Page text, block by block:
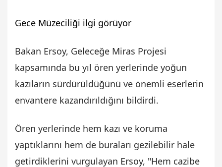
Gece Müzeciliği ilgi görüyor
Bakan Ersoy, Geleceğe Miras Projesi
kapsamında bu yıl ören yerlerinde yoğun
kazıların sürdürüldüğünü ve önemli eserlerin
envantere kazandırıldığını bildirdi.
Ören yerlerinde hem kazı ve koruma
yaptıklarını hem de buraları gezilebilir hale
getirdiklerini vurgulayan Ersoy, "Hem cazibe